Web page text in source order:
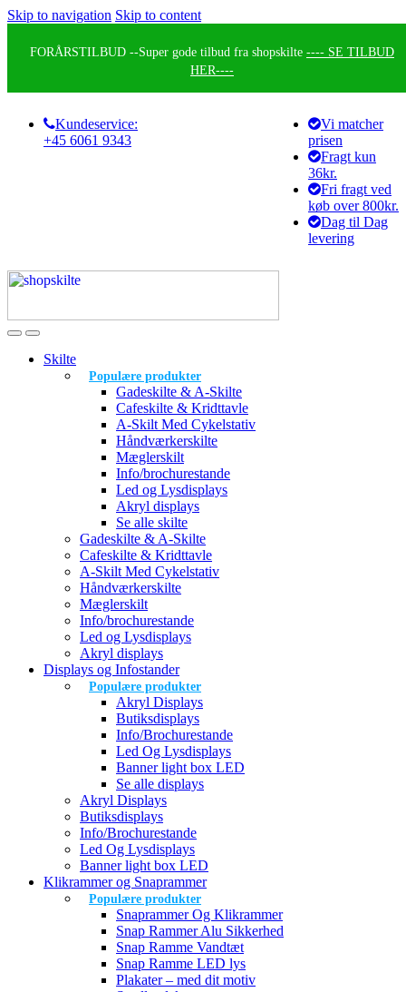
Skip to navigation Skip to content
FORÅRSTILBUD --Super gode tilbud fra shopskilte ---- SE TILBUD
HER----
Kundeservice:
+45 6061 9343
Vi matcher
prisen
Fragt kun
36kr.
Fri fragt ved
køb over 800kr.
Dag til Dag
levering
Skilte
Populære produkter
Gadeskilte & A-Skilte
Cafeskilte & Kridttavle
A-Skilt Med Cykelstativ
Håndværkerskilte
Mæglerskilt
Info/brochurestande
Led og Lysdisplays
Akryl displays
Se alle skilte
Gadeskilte & A-Skilte
Cafeskilte & Kridttavle
A-Skilt Med Cykelstativ
Håndværkerskilte
Mæglerskilt
Info/brochurestande
Led og Lysdisplays
Akryl displays
Displays og Infostander
Populære produkter
Akryl Displays
Butiksdisplays
Info/Brochurestande
Led Og Lysdisplays
Banner light box LED
Se alle displays
Akryl Displays
Butiksdisplays
Info/Brochurestande
Led Og Lysdisplays
Banner light box LED
Klikrammer og Snaprammer
Populære produkter
Snaprammer Og Klikrammer
Snap Rammer Alu Sikkerhed
Snap Ramme Vandtæt
Snap Ramme LED lys
Plakater – med dit motiv